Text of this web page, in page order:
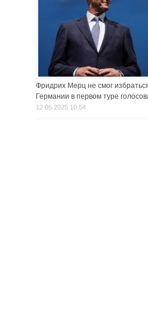
Фридрих Мерц не смог
Германии в первом туре
12.05.2025 10:54